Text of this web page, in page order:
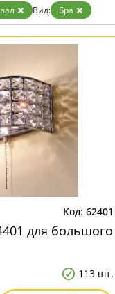
Белые
Бронза
Золото
Прозрачные
Черные
Вид: Бра
62401
для большого
113 шт.